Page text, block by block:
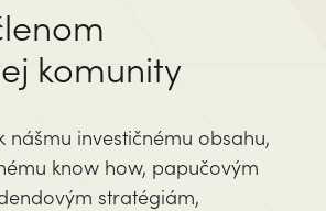
komunity
nášmu investičnému obsahu,
know how, papučovým
stratégiám,